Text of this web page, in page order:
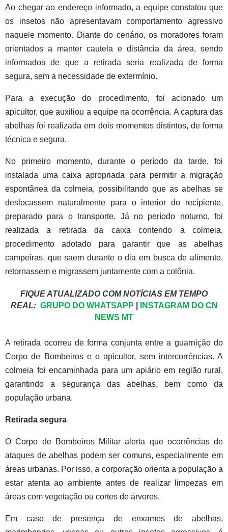
Ao chegar ao endereço informado, a equipe constatou que
os insetos não apresentavam comportamento agressivo
naquele momento. Diante do cenário, os moradores foram
orientados a manter cautela e distância da área, sendo
informados de que a retirada seria realizada de forma
segura, sem a necessidade de extermínio.
Para a execução do procedimento, foi acionado um
apicultor, que auxiliou a equipe na ocorrência. A captura das
abelhas foi realizada em dois momentos distintos, de forma
técnica e segura.
No primeiro momento, durante o período da tarde, foi
instalada uma caixa apropriada para permitir a migração
espontânea da colmeia, possibilitando que as abelhas se
deslocassem naturalmente para o interior do recipiente,
preparado para o transporte. Já no período noturno, foi
realizada a retirada da caixa contendo a colmeia,
procedimento adotado para garantir que as abelhas
campeiras, que saem durante o dia em busca de alimento,
retornassem e migrassem juntamente com a colônia.
FIQUE ATUALIZADO COM NOTÍCIAS EM TEMPO
REAL: GRUPO DO WHATSAPP
INSTAGRAM DO CN
NEWS MT
A retirada ocorreu de forma conjunta entre a guarnição do
Corpo de Bombeiros e o apicultor, sem intercorrências. A
colmeia foi encaminhada para um apiário em região rural,
garantindo a segurança das abelhas, bem como da
população urbana.
Retirada segura
O Corpo de Bombeiros Militar alerta que ocorrências de
ataques de abelhas podem ser comuns, especialmente em
áreas urbanas. Por isso, a corporação orienta a população a
estar atenta ao ambiente antes de realizar limpezas em
áreas com vegetação ou cortes de árvores.
Em caso de presença de enxames de abelhas,